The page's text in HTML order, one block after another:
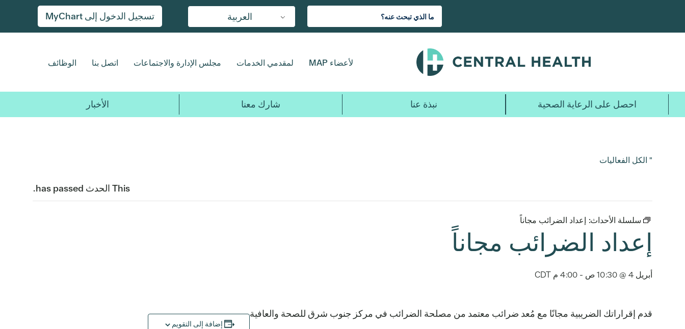
المحتوى
العربية تسجيل الدخول إلى MyChart
لأعضاء MAP لمقدمي الخدمات مجلس الإدارة والاجتماعات اتصل بنا الوظائف
احصل على الرعاية الصحية نبذة عنا شارك معنا الأخبار
" الكل الفعاليات
This الحدث has passed.
سلسلة الأحداث: إعداد الضرائب مجاناً
إعداد الضرائب مجاناً
أبريل 4 @ 10:30 ص - 4:00 م CDT
قدم إقراراتك الضريبية مجانًا مع مُعد ضرائب معتمد من مصلحة الضرائب في مركز جنوب شرق للصحة والعافية
إضافة إلى التقويم